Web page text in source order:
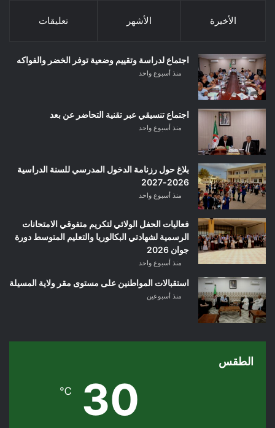
الأخيرة الأشهر تعليقات
اجتماع لدراسة وتقييم وضعية توفر الخضر والفواكه
منذ أسبوع واحد
اجتماع تنسيقي عبر تقنية التحاضر عن بعد
منذ أسبوع واحد
بلاغ حول رزنامة الدخول المدرسي للسنة الدراسية
2026-2027
منذ أسبوع واحد
فعاليات الحفل الولائي لتكريم متفوقي الامتحانات
الرسمية لشهادتي البكالوريا والتعليم المتوسط دورة
جوان 2026
منذ أسبوع واحد
استقبالات المواطنين على مستوى مقر ولاية المسيلة
منذ أسبوعين
الطقس
30
℃